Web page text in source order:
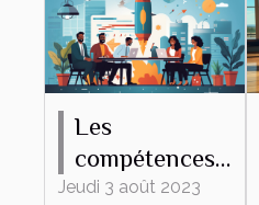
Les
compétences
clés d'un bon
Jeudi 3 août 2023